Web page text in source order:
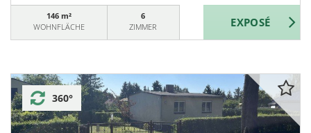
146 m²
WOHNFLÄCHE
6
ZIMMER
360°